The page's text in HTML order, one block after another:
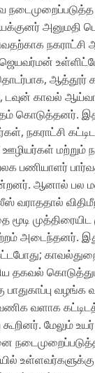
அனுமதி
ஆத்தூர்
காவல்
கொடுத்தனர்.
நகராட்சி
ஊழியர்கள் மற்றும்
பணியாளர்
ஆனால் பல
வராததால்
முத்திரையிட
அடைந்தனர்.
தகவல்
வழங்க
வளாக
மேலும்
உள்ளவர்களுக்கு